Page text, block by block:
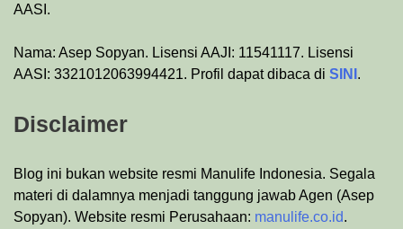
AASI.
Nama: Asep Sopyan. Lisensi AAJI: 11541117. Lisensi
AASI: 3321012063994421. Profil dapat dibaca di SINI .
Disclaimer
Blog ini bukan website resmi Manulife Indonesia. Segala
materi di dalamnya menjadi tanggung jawab Agen (Asep
Sopyan). Website resmi Perusahaan: manulife.co.id.